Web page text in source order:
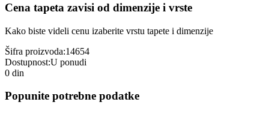
Cena tapeta zavisi od dimenzije i vrste
Kako biste videli cenu izaberite vrstu tapete i dimenzije
Šifra proizvoda:14654
Dostupnost:U ponudi
0 din
Popunite potrebne podatke